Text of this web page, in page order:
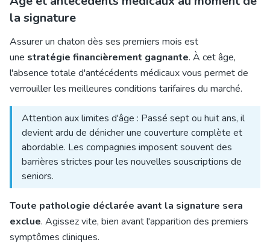
la signature
Assurer un chaton dès ses premiers mois est
une stratégie financièrement gagnante. À cet âge,
l'absence totale d'antécédents médicaux vous permet de
verrouiller les meilleures conditions tarifaires du marché.
Attention aux limites d'âge : Passé sept ou huit ans, il
devient ardu de dénicher une couverture complète et
abordable. Les compagnies imposent souvent des
barrières strictes pour les nouvelles souscriptions de
seniors.
Toute pathologie déclarée avant la signature sera
exclue. Agissez vite, bien avant l'apparition des premiers
symptômes cliniques.